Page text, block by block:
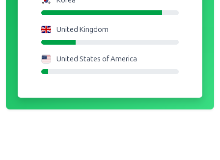
United Kingdom
United States of America